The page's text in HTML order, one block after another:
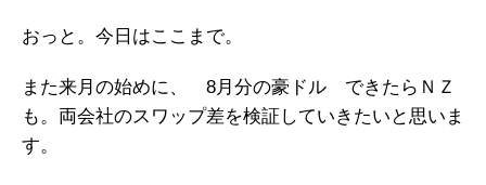
おっと。今日はここまで。
また来月の始めに、 8月分の豪ドル できたらＮＺ
も。両会社のスワップ差を検証していきたいと思いま
す。